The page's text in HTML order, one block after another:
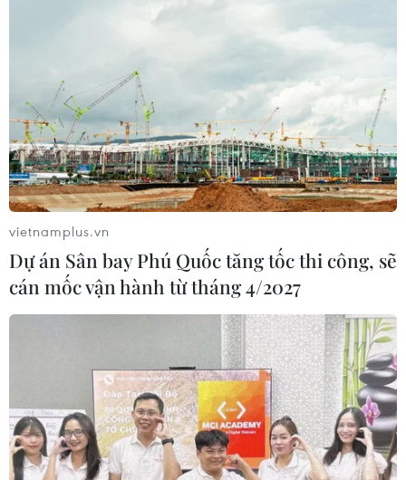
vietnamplus.vn
Dự án Sân bay Phú Quốc tăng tốc thi công, sẽ
cán mốc vận hành từ tháng 4/2027